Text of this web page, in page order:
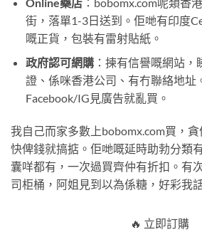
街，落單1-3日送到。佢哋有印度
嘅正貨，包裝有雷射貼紙。
政府認可網購：揀有信譽嘅網站，
證、係咪香港公司、有冇聯絡地址
Facebook/IG見廣告就亂買。
我自己而家多數上bobomx.com買，
快俾錢就搞掂。佢哋嘅延時助勃分類
囊咩都有，一次過買齊仲有折扣。有
司柜桶，阿姐見到以為係糖，好彩我
🔥 立即訂購